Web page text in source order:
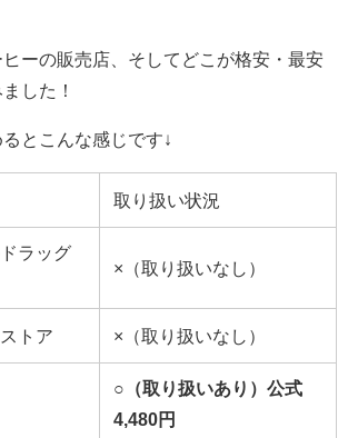
ーの販売店、そしてどこが格安・最安
した！
とこんな感じです↓
取り扱い状況
ラッグ
×（取り扱いなし）
トア ×（取り扱いなし）
○（取り扱いあり）公式
4,480円